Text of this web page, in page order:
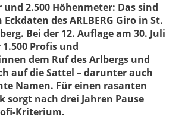
und 2.500 Höhenmeter: Das sind
des ARLBERG Giro in St.
Bei der 12. Auflage am 30. Juli
Profis und
dem Ruf des Arlbergs und
auf die Sattel – darunter auch
Namen. Für einen rasanten
sorgt nach drei Jahren Pause
Kriterium.